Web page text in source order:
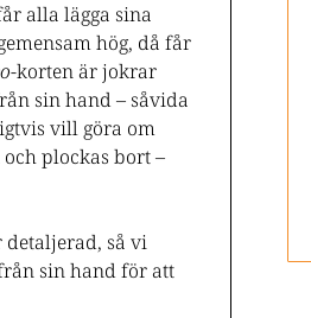
alla lägga sina
hög, då får
-korten är jokrar
sin hand – såvida
vill göra om
plockas bort –
så vi
sin hand för att